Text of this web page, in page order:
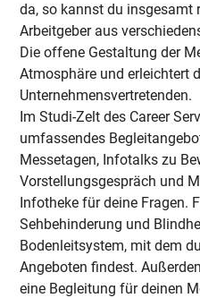
da, so kannst du insgesamt
Arbeitgeber aus
Die offene Gestaltung der
Atmosphäre und erleichtert
Unternehmensvertretenden.
Im Studi-Zelt des Career
umfassendes
Messetagen, Infotalks zu
Vorstellungsgespräch und
Infotheke für deine Fragen.
Sehbehinderung und
Bodenleitsystem, mit dem
Angeboten findest.
eine Begleitung für deinen